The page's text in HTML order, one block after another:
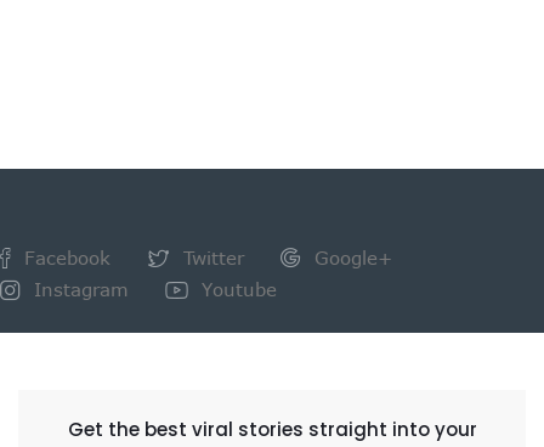
Facebook Twitter
Google+
Instagram
Youtube
Get the best viral stories straight into your